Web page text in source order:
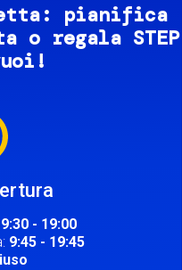
pianifica
regala STEP
9:30 - 19:00
9:45 - 19:45